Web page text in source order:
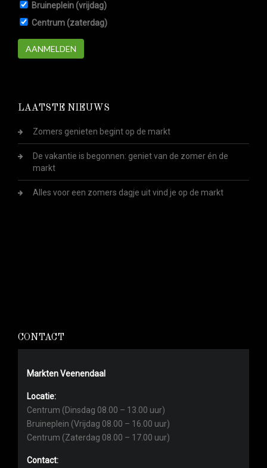
Bruineplein (vrijdag)
Centrum (zaterdag)
AANMELDEN
LAATSTE NIEUWS
Zomers genieten begint op de markt
De vakantie is begonnen: geniet van de zomer én de
markt
Alles voor een zomers dagje uit vind je op de markt
CONTACT
Markten Veenendaal
Locatie:
Centrum (Dinsdag 08.00 – 13.00 uur)
Bruineplein (Vrijdag 08.00 – 16.00 uur)
Centrum (Zaterdag 08.00 – 17.00 uur)
Contact: